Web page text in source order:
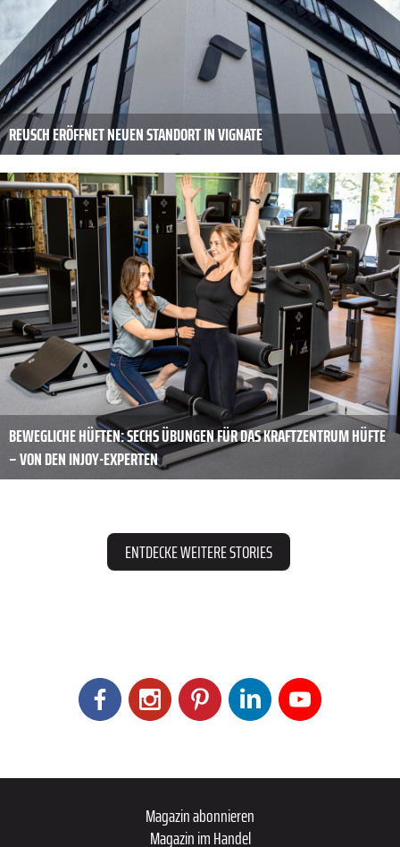
REUSCH ERÖFFNET NEUEN STANDORT IN VIGNATE
BEWEGLICHE HÜFTEN: SECHS ÜBUNGEN FÜR DAS KRAFTZENTRUM HÜFTE
– VON DEN INJOY-EXPERTEN
ENTDECKE WEITERE STORIES
Magazin abonnieren
Magazin im Handel